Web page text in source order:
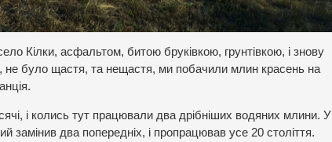
Кілки, асфальтом, битою бруківкою, грунтівкою, і знову
не було щастя, та нещастя, ми побачили млин красень на
і колись тут працювали два дрібніших водяних млини. У
замінив два попередніх, і пропрацював усе 20 століття.